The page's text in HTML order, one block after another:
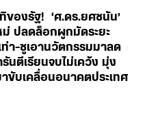
ขับเคลื่อนอนาคตประเทศ